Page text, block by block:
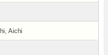
Aichi